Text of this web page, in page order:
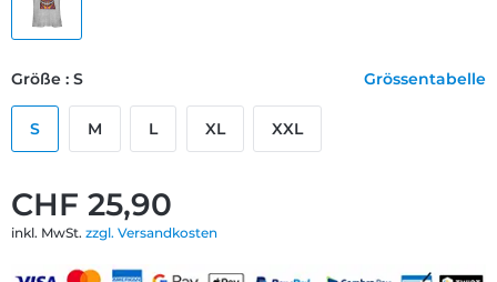
CHF 25,90
inkl. MwSt. zzgl. Versandkosten
Größe : S Grössentabelle
S M L XL XXL